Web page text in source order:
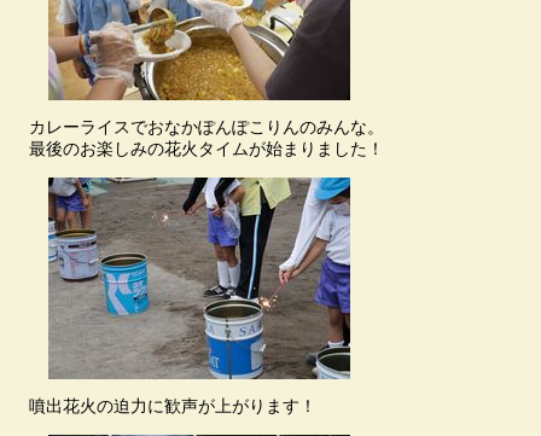
カレーライスでおなかぽんぽこりんのみんな。
最後のお楽しみの花火タイムが始まりました！
噴出花火の迫力に歓声が上がります！